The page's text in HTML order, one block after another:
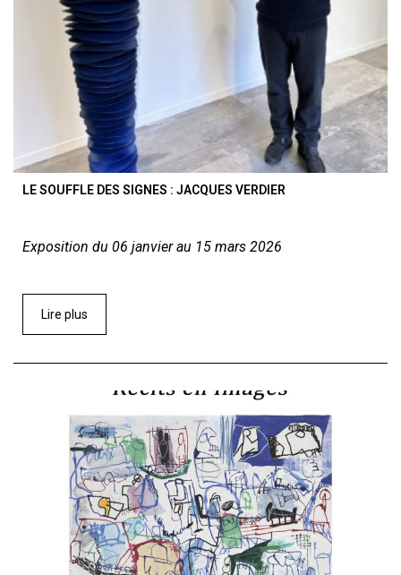
LE SOUFFLE DES SIGNES : JACQUES VERDIER
Exposition du 06 janvier au 15 mars 2026
Lire plus